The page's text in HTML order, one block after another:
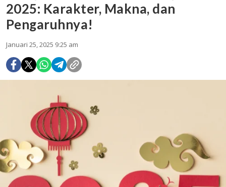
2025: Karakter, Makna, dan
Pengaruhnya!
Januari 25, 2025 9:25 am